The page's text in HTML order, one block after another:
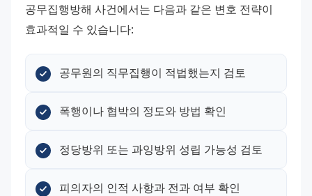
공무집행방해 사건에서는 다음과 같은 변호 전략이
효과적일 수 있습니다:
공무원의 직무집행이 적법했는지 검토
폭행이나 협박의 정도와 방법 확인
정당방위 또는 과잉방위 성립 가능성 검토
피의자의 인적 사항과 전과 여부 확인